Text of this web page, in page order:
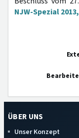
NJW-Spezial
ÜBER UNS
Unser Konzept